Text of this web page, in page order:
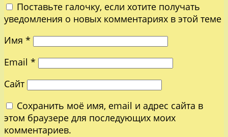
Поставьте галочку, если хотите получать
уведомления о новых комментариях в этой теме
Имя *
Email *
Сайт
Сохранить моё имя, email и адрес сайта в
этом браузере для последующих моих
комментариев.